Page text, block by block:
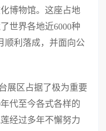
博物馆。这座占地
世界各地近6000种
顺利落成，并面向公
展区占据了极为重要
代至今各式各样的
经过多年不懈努力